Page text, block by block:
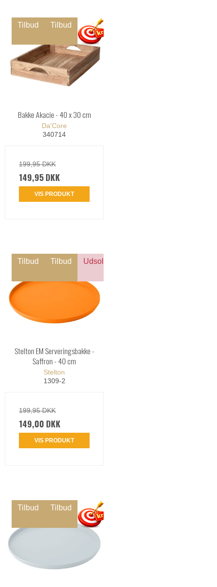
Tilbud Tilbud
Bakke Akacie - 40 x 30 cm
Da'Core
340714
199,95 DKK
149,95 DKK
VIS PRODUKT
Tilbud Tilbud Udsolgt
Stelton EM Serveringsbakke -
Saffron - 40 cm
Stelton
1309-2
199,95 DKK
149,00 DKK
VIS PRODUKT
Tilbud Tilbud